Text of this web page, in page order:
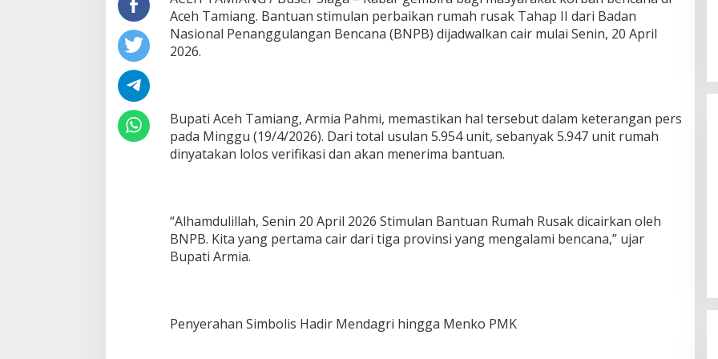
R
u
r
i
B
o
t
6
Aceh Tamiang. Bantuan stimulan perbaikan rumah rusak Tahap II dari Badan
Nasional Penanggulangan Bencana (BNPB) dijadwalkan cair mulai Senin, 20 April
2026.
Bupati Aceh Tamiang, Armia Pahmi, memastikan hal tersebut dalam keterangan pers
pada Minggu (19/4/2026). Dari total usulan 5.954 unit, sebanyak 5.947 unit rumah
dinyatakan lolos verifikasi dan akan menerima bantuan.
“Alhamdulillah, Senin 20 April 2026 Stimulan Bantuan Rumah Rusak dicairkan oleh
BNPB. Kita yang pertama cair dari tiga provinsi yang mengalami bencana,” ujar
Bupati Armia.
Penyerahan Simbolis Hadir Mendagri hingga Menko PMK
Silaturahmi Lintas Sektor di Kuta
Alam, TNI–Polri dan Desa
Perkokoh Kebersamaan